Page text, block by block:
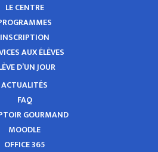
LE CENTRE
INSCRIPTION
AUX ÉLÈVES
D’UN JOUR
ACTUALITÉS
FAQ
GOURMAND
MOODLE
OFFICE 365